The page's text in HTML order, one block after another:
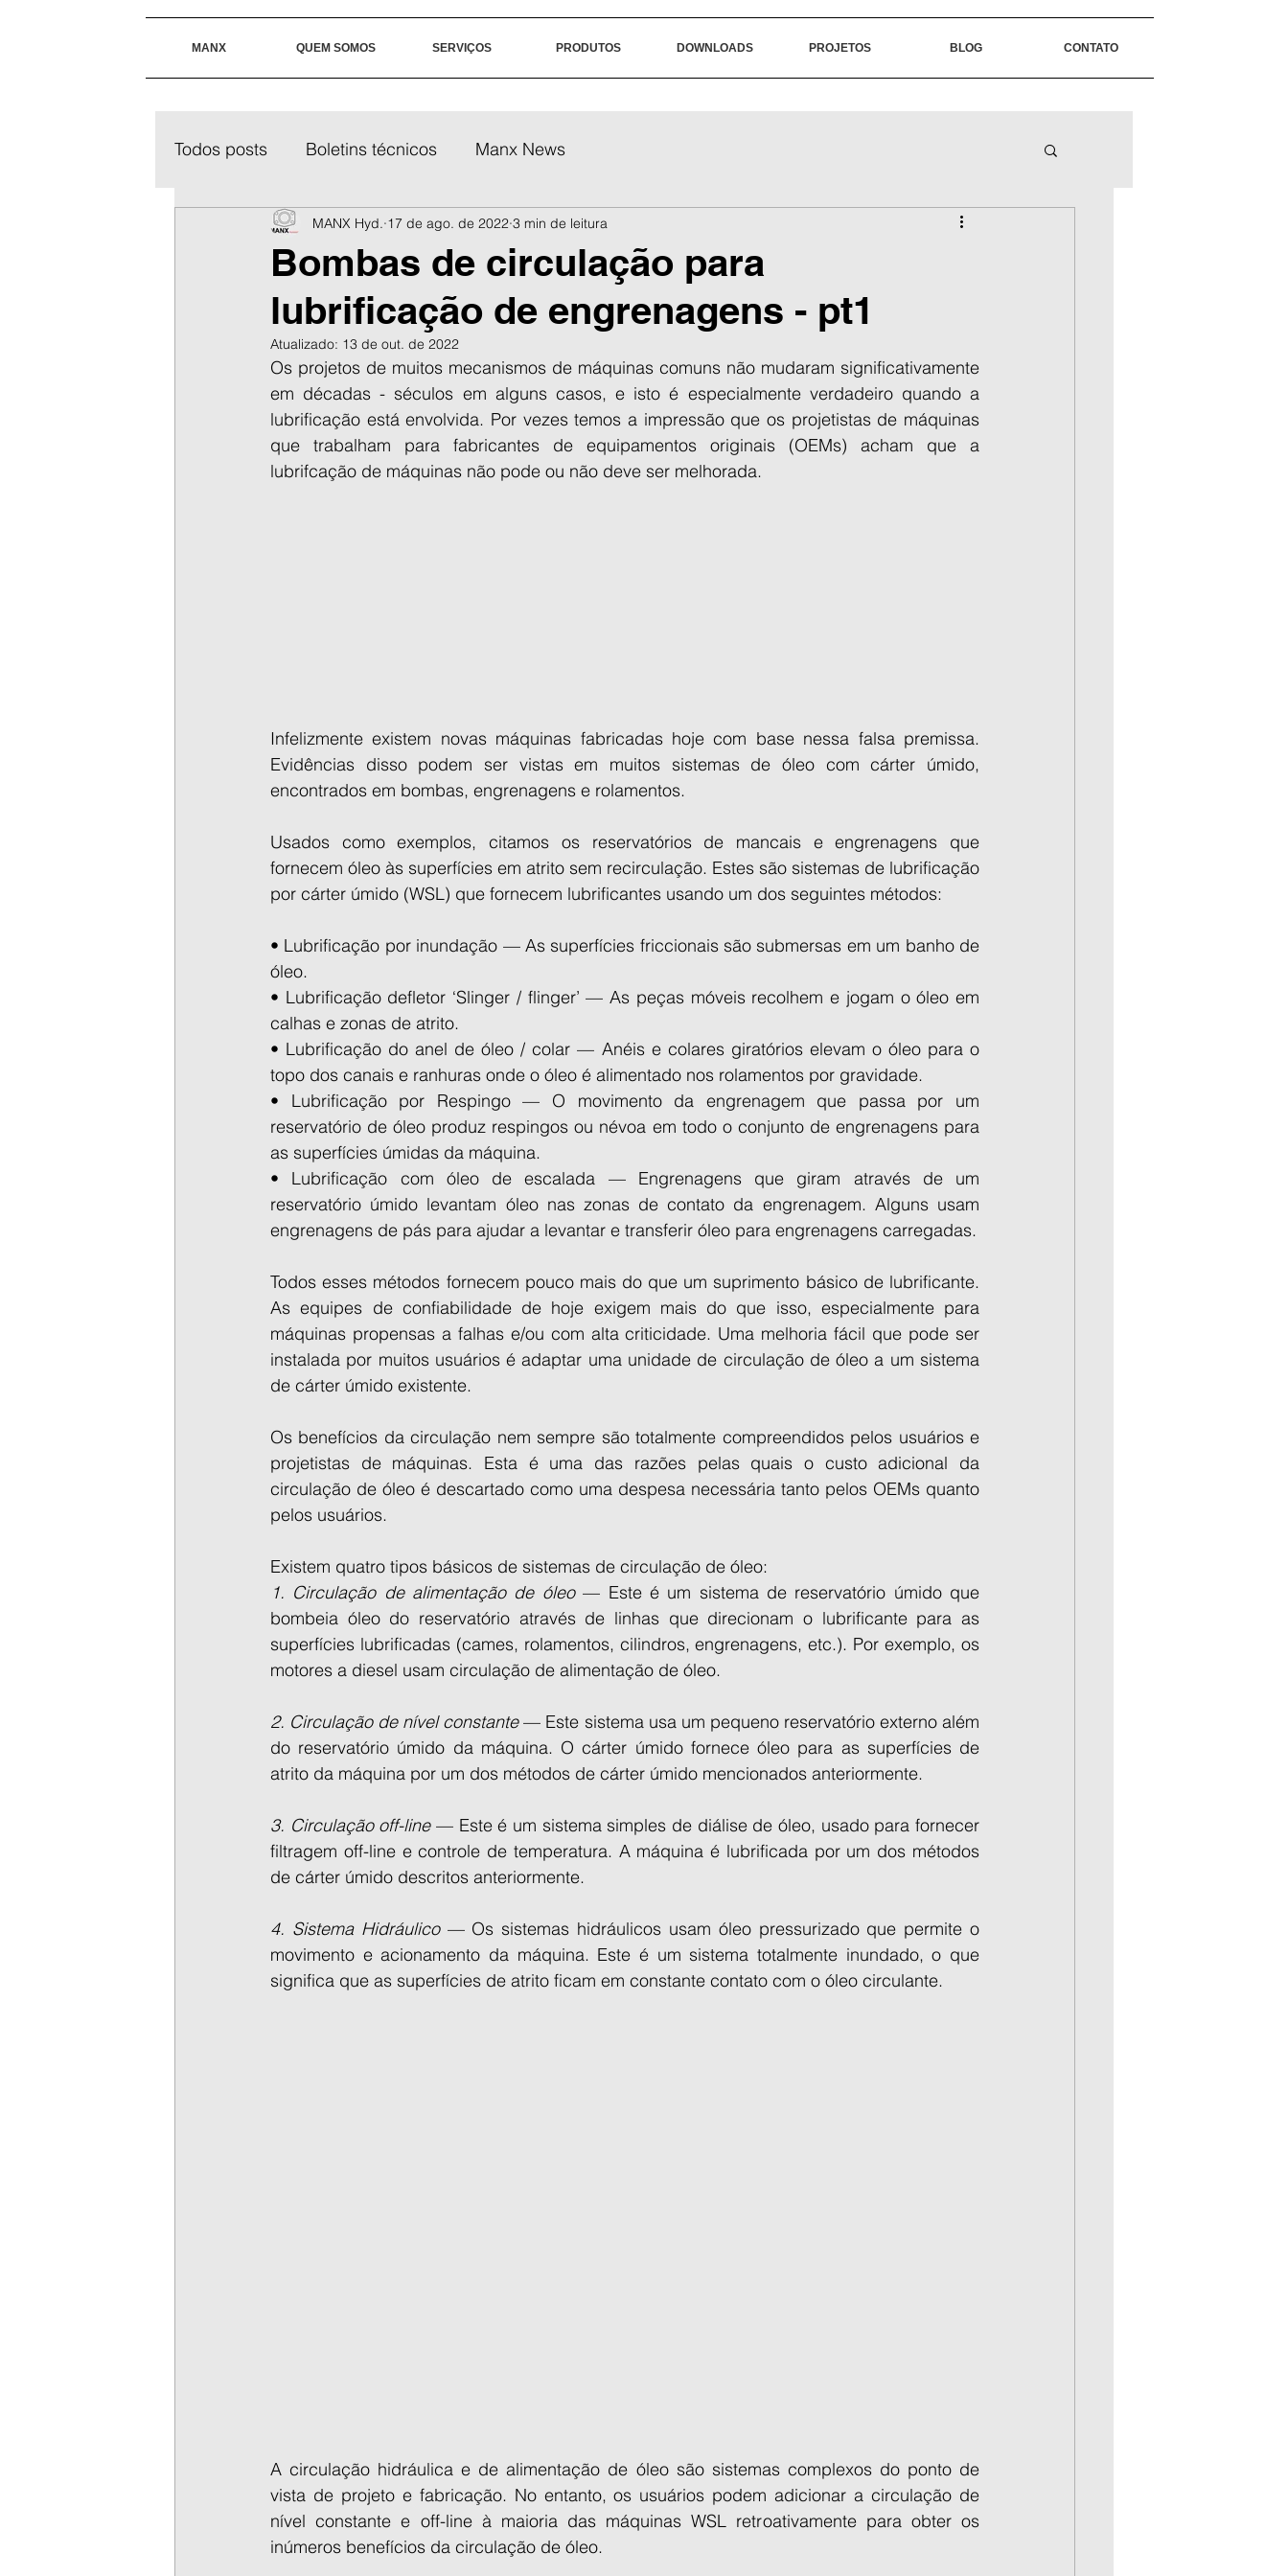
MANX QUEM SOMOS SERVIÇOS PRODUTOS DOWNLOADS PROJETOS BLOG CONTATO
Todos posts Boletins técnicos Manx News
Bombas de circulação para
lubrificação de engrenagens - pt1
MANX Hyd. 17 de ago. de 2022 3 min de leitura
Atualizado: 13 de out. de 2022
Os projetos de muitos mecanismos de máquinas comuns não mudaram significativamente
em décadas - séculos em alguns casos, e isto é especialmente verdadeiro quando a
lubrificação está envolvida. Por vezes temos a impressão que os projetistas de máquinas
que trabalham para fabricantes de equipamentos originais (OEMs) acham que a
lubrifcação de máquinas não pode ou não deve ser melhorada.
Infelizmente existem novas máquinas fabricadas hoje com base nessa falsa premissa.
Evidências disso podem ser vistas em muitos sistemas de óleo com cárter úmido,
encontrados em bombas, engrenagens e rolamentos.
Usados como exemplos, citamos os reservatórios de mancais e engrenagens que
fornecem óleo às superfícies em atrito sem recirculação. Estes são sistemas de lubrificação
por cárter úmido (WSL) que fornecem lubrificantes usando um dos seguintes métodos:
• Lubrificação por inundação — As superfícies friccionais são submersas em um banho de
óleo.
• Lubrificação defletor ‘Slinger / flinger’ — As peças móveis recolhem e jogam o óleo em
calhas e zonas de atrito.
• Lubrificação do anel de óleo / colar — Anéis e colares giratórios elevam o óleo para o
topo dos canais e ranhuras onde o óleo é alimentado nos rolamentos por gravidade.
• Lubrificação por Respingo — O movimento da engrenagem que passa por um
reservatório de óleo produz respingos ou névoa em todo o conjunto de engrenagens para
as superfícies úmidas da máquina.
• Lubrificação com óleo de escalada — Engrenagens que giram através de um
reservatório úmido levantam óleo nas zonas de contato da engrenagem. Alguns usam
engrenagens de pás para ajudar a levantar e transferir óleo para engrenagens carregadas.
Todos esses métodos fornecem pouco mais do que um suprimento básico de lubrificante.
As equipes de confiabilidade de hoje exigem mais do que isso, especialmente para
máquinas propensas a falhas e/ou com alta criticidade. Uma melhoria fácil que pode ser
instalada por muitos usuários é adaptar uma unidade de circulação de óleo a um sistema
de cárter úmido existente.
Os benefícios da circulação nem sempre são totalmente compreendidos pelos usuários e
projetistas de máquinas. Esta é uma das razões pelas quais o custo adicional da
circulação de óleo é descartado como uma despesa necessária tanto pelos OEMs quanto
pelos usuários.
Existem quatro tipos básicos de sistemas de circulação de óleo:
1. Circulação de alimentação de óleo — Este é um sistema de reservatório úmido que
bombeia óleo do reservatório através de linhas que direcionam o lubrificante para as
superfícies lubrificadas (cames, rolamentos, cilindros, engrenagens, etc.). Por exemplo, os
motores a diesel usam circulação de alimentação de óleo.
2. Circulação de nível constante — Este sistema usa um pequeno reservatório externo além
do reservatório úmido da máquina. O cárter úmido fornece óleo para as superfícies de
atrito da máquina por um dos métodos de cárter úmido mencionados anteriormente.
3. Circulação off-line — Este é um sistema simples de diálise de óleo, usado para fornecer
filtragem off-line e controle de temperatura. A máquina é lubrificada por um dos métodos
de cárter úmido descritos anteriormente.
4. Sistema Hidráulico — Os sistemas hidráulicos usam óleo pressurizado que permite o
movimento e acionamento da máquina. Este é um sistema totalmente inundado, o que
significa que as superfícies de atrito ficam em constante contato com o óleo circulante.
A circulação hidráulica e de alimentação de óleo são sistemas complexos do ponto de
vista de projeto e fabricação. No entanto, os usuários podem adicionar a circulação de
nível constante e off-line à maioria das máquinas WSL retroativamente para obter os
inúmeros benefícios da circulação de óleo.